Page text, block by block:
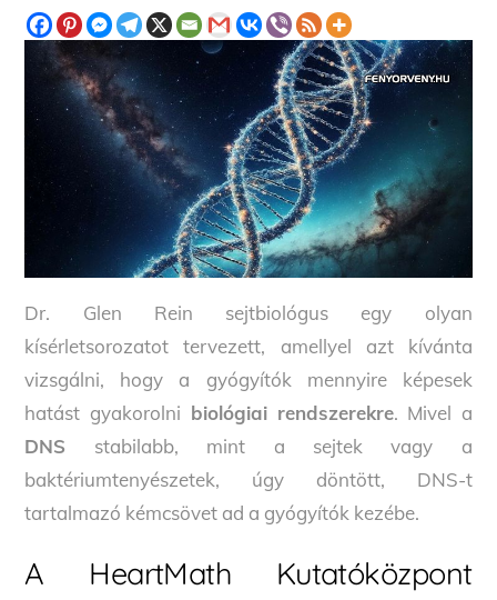
Dr. Glen Rein sejtbiológus egy olyan
kísérletsorozatot tervezett, amellyel azt kívánta
vizsgálni, hogy a gyógyítók mennyire képesek
hatást gyakorolni biológiai rendszerekre. Mivel a
DNS stabilabb, mint a sejtek vagy a
baktériumtenyészetek, úgy döntött, DNS-t
tartalmazó kémcsövet ad a gyógyítók kezébe.
A HeartMath Kutatóközpont